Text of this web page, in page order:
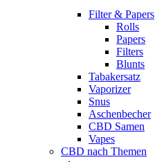
Filter & Papers
Rolls
Papers
Filters
Blunts
Tabakersatz
Vaporizer
Snus
Aschenbecher
CBD Samen
Vapes
CBD nach Themen